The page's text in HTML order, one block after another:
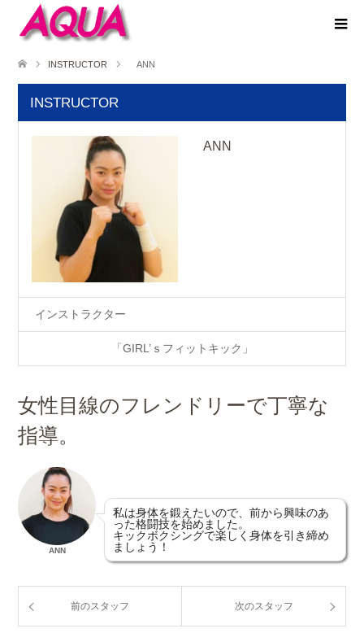
INSTRUCTOR ANN
INSTRUCTOR
ANN
インストラクター
「GIRL’ｓフィットキック」
女性目線のフレンドリーで丁寧な
指導。
ANN
私は身体を鍛えたいので、前から興味のあ
った格闘技を始めました。
キックボクシングで楽しく身体を引き締め
ましょう！
前のスタッフ 次のスタッフ